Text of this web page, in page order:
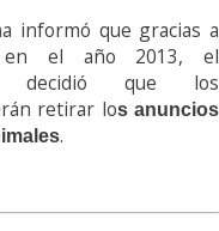
informó que gracias a
en el año 2013, el
decidió que los
retirar los anuncios
.